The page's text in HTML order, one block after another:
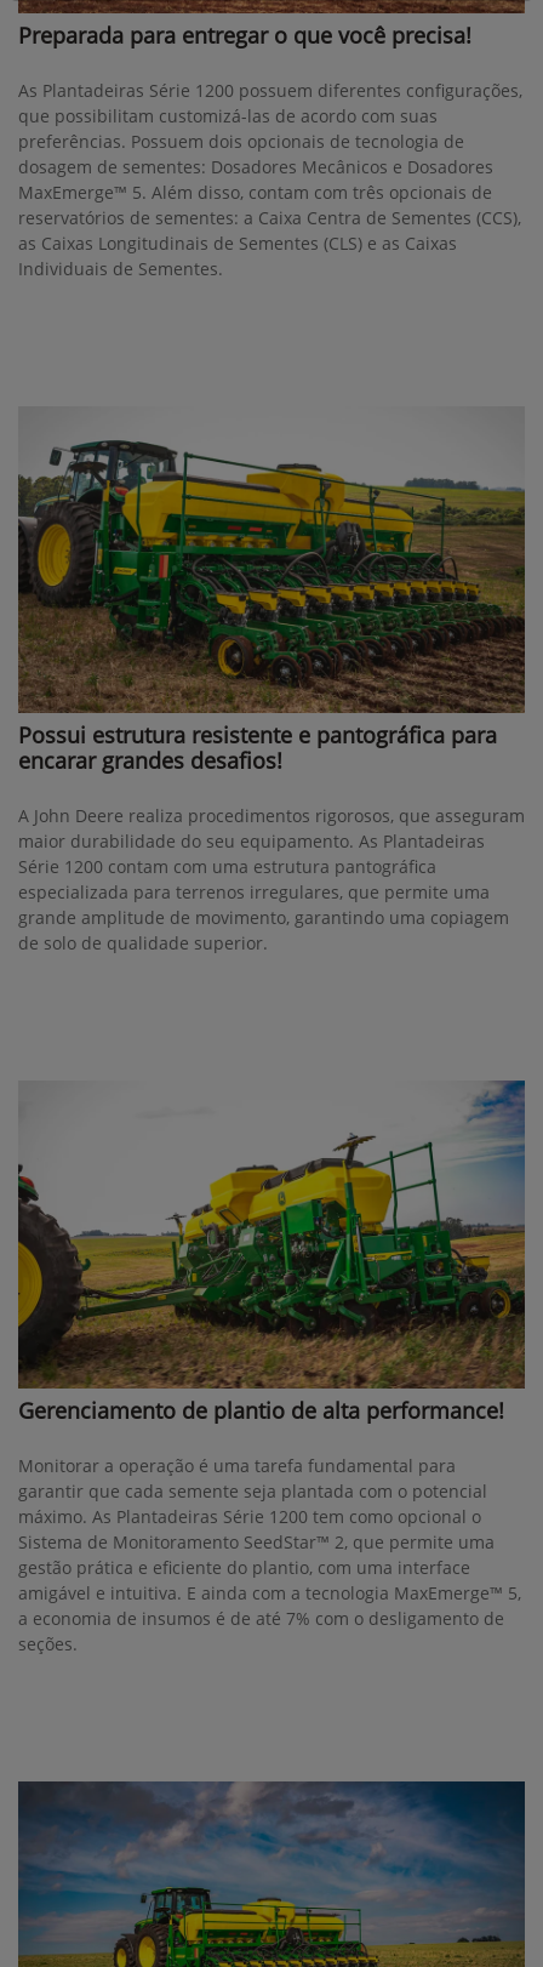
Preparada para entregar o que você precisa!
As Plantadeiras Série 1200 possuem diferentes configurações,
que possibilitam customizá-las de acordo com suas
preferências. Possuem dois opcionais de tecnologia de
dosagem de sementes: Dosadores Mecânicos e Dosadores
MaxEmerge™ 5. Além disso, contam com três opcionais de
reservatórios de sementes: a Caixa Centra de Sementes (CCS),
as Caixas Longitudinais de Sementes (CLS) e as Caixas
Individuais de Sementes.
Possui estrutura resistente e pantográfica para
encarar grandes desafios!
A John Deere realiza procedimentos rigorosos, que asseguram
maior durabilidade do seu equipamento. As Plantadeiras
Série 1200 contam com uma estrutura pantográfica
especializada para terrenos irregulares, que permite uma
grande amplitude de movimento, garantindo uma copiagem
de solo de qualidade superior.
Gerenciamento de plantio de alta performance!
Monitorar a operação é uma tarefa fundamental para
garantir que cada semente seja plantada com o potencial
máximo. As Plantadeiras Série 1200 tem como opcional o
Sistema de Monitoramento SeedStar™ 2, que permite uma
gestão prática e eficiente do plantio, com uma interface
amigável e intuitiva. E ainda com a tecnologia MaxEmerge™ 5,
a economia de insumos é de até 7% com o desligamento de
seções.